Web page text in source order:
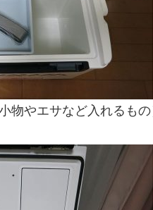
物やエサなど入れるも